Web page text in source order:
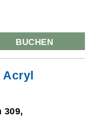
BUCHEN
Acryl
309,